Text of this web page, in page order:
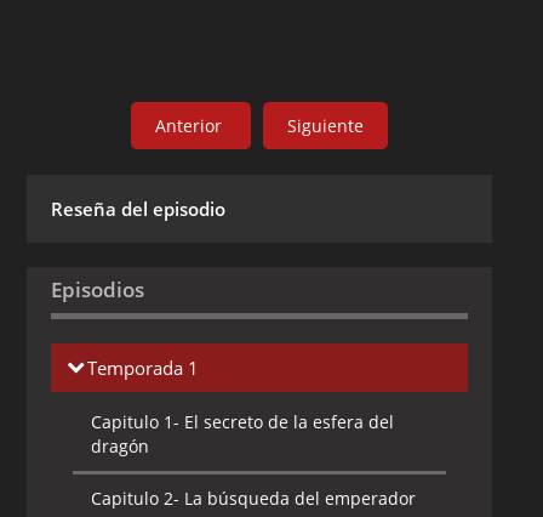
Anterior Siguiente
Reseña del episodio
Episodios
Temporada 1
Capitulo 1- El secreto de la esfera del
dragón
Capitulo 2- La búsqueda del emperador